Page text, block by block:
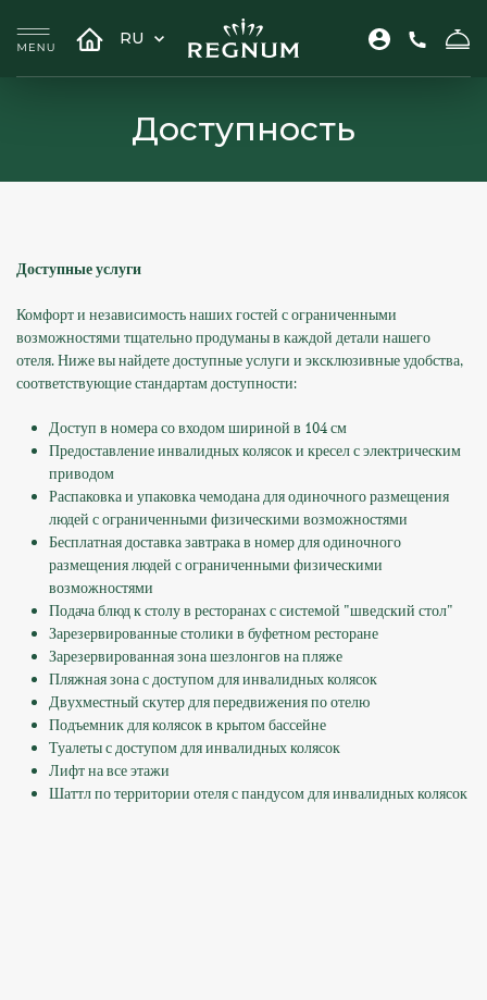
RU
Доступность
Доступные услуги
Комфорт и независимость наших гостей с ограниченными
возможностями тщательно продуманы в каждой детали нашего
отеля. Ниже вы найдете доступные услуги и эксклюзивные удобства,
соответствующие стандартам доступности:
Доступ в номера со входом шириной в 104 см
Предоставление инвалидных колясок и кресел с электрическим
приводом
Распаковка и упаковка чемодана для одиночного размещения
людей с ограниченными физическими возможностями
Бесплатная доставка завтрака в номер для одиночного
размещения людей с ограниченными физическими
возможностями
Подача блюд к столу в ресторанах с системой "шведский стол"
Зарезервированные столики в буфетном ресторане
Зарезервированная зона шезлонгов на пляже
Пляжная зона с доступом для инвалидных колясок
Двухместный скутер для передвижения по отелю
Подъемник для колясок в крытом бассейне
Туалеты с доступом для инвалидных колясок
Лифт на все этажи
Шаттл по территории отеля с пандусом для инвалидных колясок